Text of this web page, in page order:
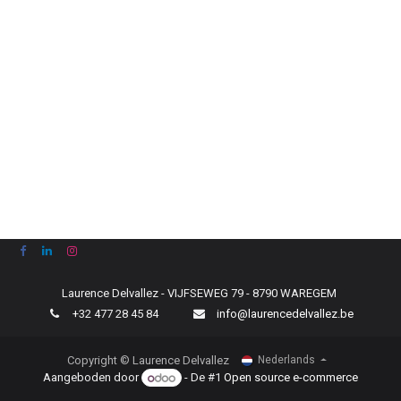
Laurence Delvallez - VIJFSEWEG 79 - 8790 WAREGEM
+32 477 28 45 84 info@laurencedelvallez.be
Copyright © Laurence Delvallez Nederlands
Aangeboden door - De #1 Open source e-commerce